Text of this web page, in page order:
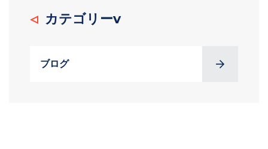
カテゴリーv
ブログ